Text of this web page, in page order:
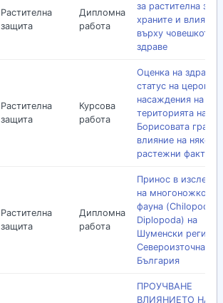
Растителна
защита
Дипломна
работа
за растителна
храните и влияние
върху човешкото
здраве
Растителна
защита
Курсова
работа
Оценка на
статус на церовите
насаждения на
територията на
Борисовата
влияние на някои
растежни фактори
Растителна
защита
Дипломна
работа
Принос в
на
фауна (Chilopoda,
Diplopoda) на
Шуменски регион,
Североизточна
България
ПРОУЧВАНЕ
ВЛИЯНИЕТО НА